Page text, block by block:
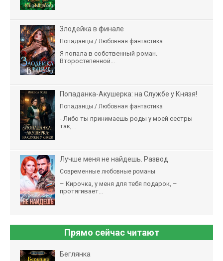
Злодейка в финале
Попаданцы / Любовная фантастика
Я попала в собственный роман.
Второстепенной...
Попаданка-Акушерка: на Службе у Князя!
Попаданцы / Любовная фантастика
- Либо ты принимаешь роды у моей сестры
так,...
Лучше меня не найдешь. Развод
Современные любовные романы
– Кирочка, у меня для тебя подарок, –
протягивает...
Прямо сейчас читают
Беглянка